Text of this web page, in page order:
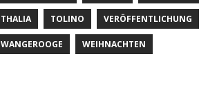
THALIA TOLINO VERÖFFENTLICHUNG
WANGEROOGE WEIHNACHTEN